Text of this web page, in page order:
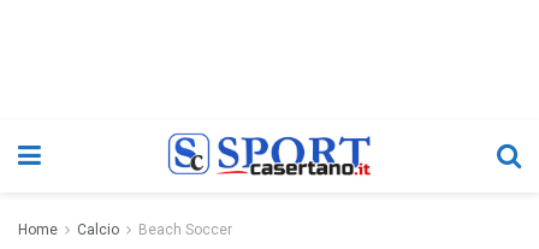
Home Calcio Beach Soccer